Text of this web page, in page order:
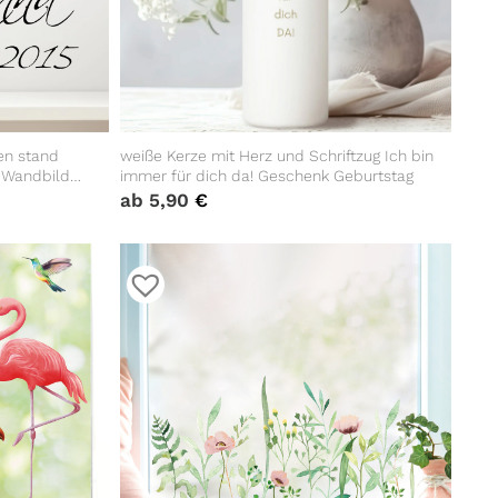
stand
weiße Kerze mit Herz und Schriftzug Ich bin
immer für dich da! Geschenk Geburtstag
ab 5,90 €